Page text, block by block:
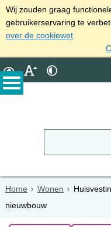
Wij zouden graag
gebruikerservaring te
over de cookiewet
Home Wonen
nieuwbouw